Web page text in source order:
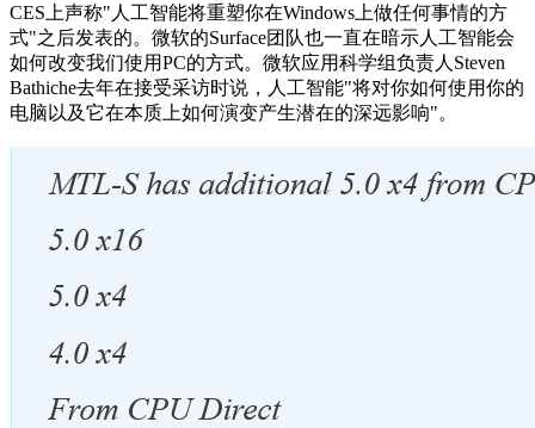
CES上声称"人工智能将重塑你在Windows上做任何事情的方
式"之后发表的。微软的Surface团队也一直在暗示人工智能会
如何改变我们使用PC的方式。微软应用科学组负责人Steven
Bathiche去年在接受采访时说，人工智能"将对你如何使用你的
电脑以及它在本质上如何演变产生潜在的深远影响"。